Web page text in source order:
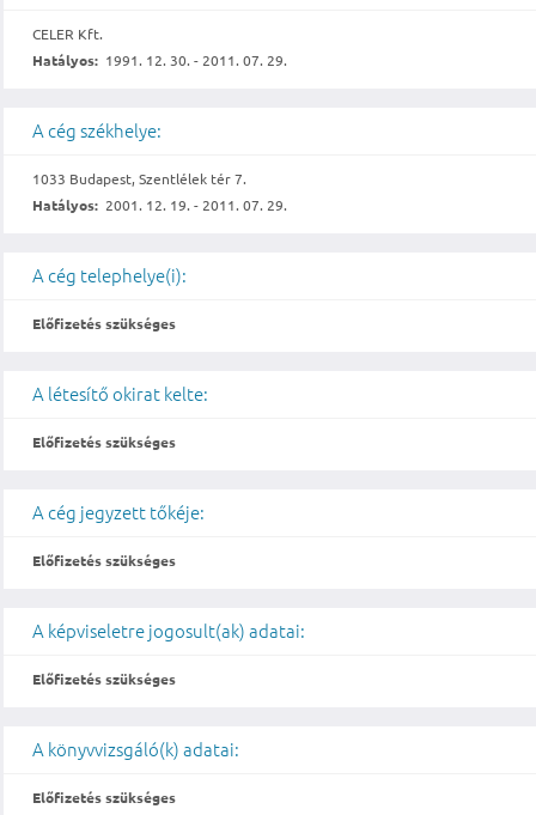
CELER Kft.
Hatályos: 1991. 12. 30. - 2011. 07. 29.
A cég székhelye:
1033 Budapest, Szentlélek tér 7.
Hatályos: 2001. 12. 19. - 2011. 07. 29.
A cég telephelye(i):
Előfizetés szükséges
A létesítő okirat kelte:
Előfizetés szükséges
A cég jegyzett tőkéje:
Előfizetés szükséges
A képviseletre jogosult(ak) adatai:
Előfizetés szükséges
A könyvvizsgáló(k) adatai:
Előfizetés szükséges